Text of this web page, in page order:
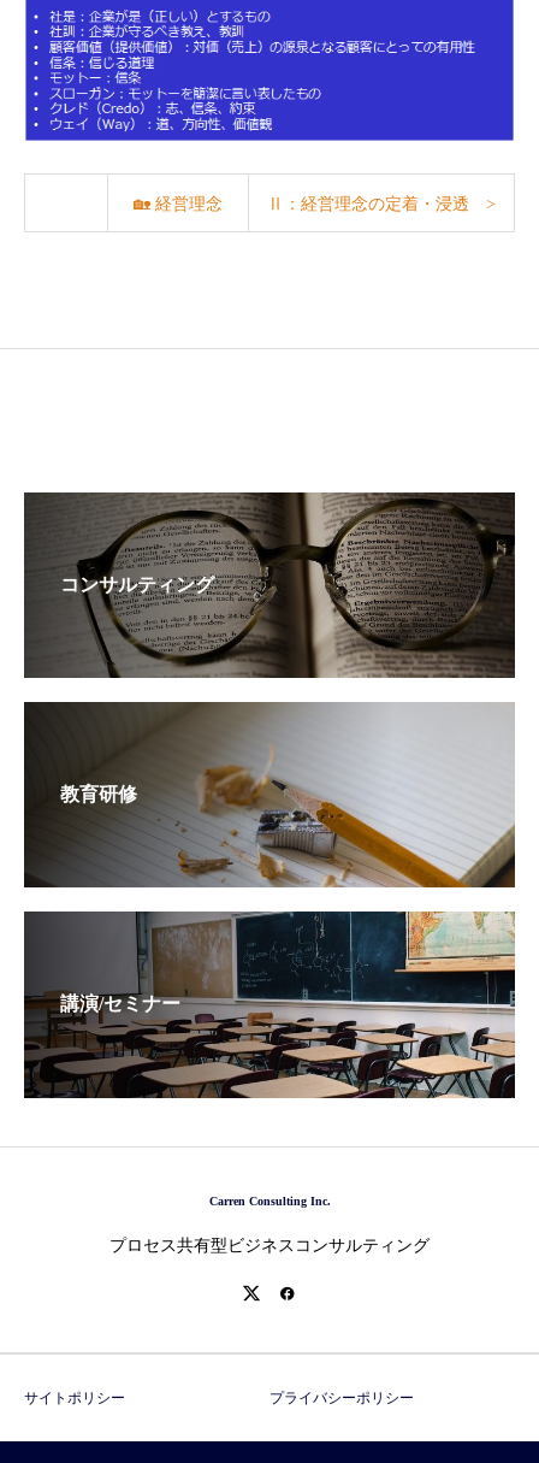
🏡 経営理念 Ⅱ：経営理念の定着・浸透 >
コンサルティング
教育研修
講演/セミナー
Carren Consulting Inc.
プロセス共有型ビジネスコンサルティング
サイトポリシー プライバシーポリシー